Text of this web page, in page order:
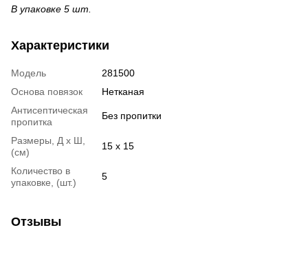
В упаковке 5 шт.
Характеристики
Модель
281500
Основа повязок
Нетканая
Антисептическая
пропитка
Без пропитки
Размеры, Д х Ш,
(см)
15 х 15
Количество в
упаковке, (шт.)
5
Отзывы